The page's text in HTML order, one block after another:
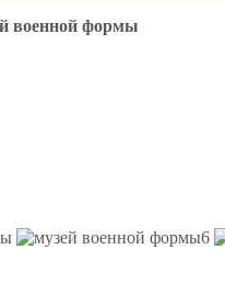
военной формы